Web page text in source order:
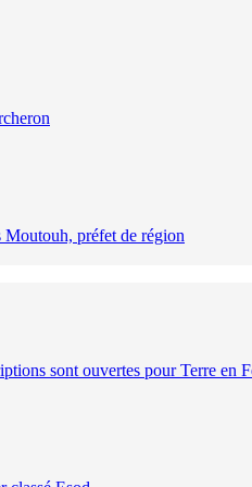
préfet de région
sont ouvertes pour Terre en